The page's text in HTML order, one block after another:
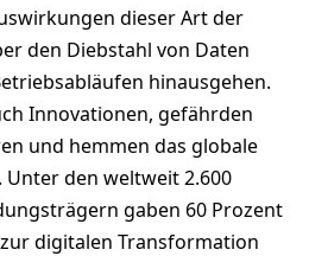
dieser Art der
den Diebstahl von Daten
hinausgehen.
Innovationen, gefährden
und hemmen das globale
den weltweit 2.600
gaben 60 Prozent
digitalen Transformation